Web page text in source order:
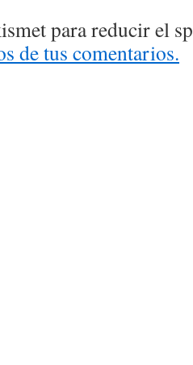
para reducir el
de tus comentarios.